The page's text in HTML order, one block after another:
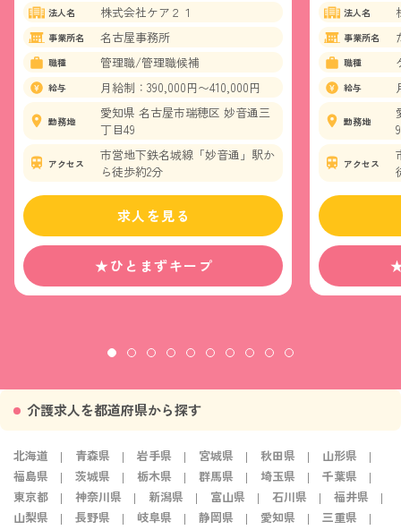
法人名 株式会社ケア２１
事業所名 名古屋事務所
職種 管理職/管理職候補
給与 月給制：390,000円〜410,000円
勤務地
愛知県 名古屋市瑞穂区 妙音通三
丁目49
アクセス
市営地下鉄名城線「妙音通」駅か
ら徒歩約2分
★ひとまずキープ
求人を見る
法人名
事業所名
職種
給与
勤務地
アクセス
介護求人を都道府県から探す
北海道 青森県 岩手県 宮城県 秋田県
山形県
福島県
茨城県 栃木県 群馬県 埼玉県
千葉県
東京都
神奈川県 新潟県 富山県 石川県
福井県
山梨県
長野県 岐阜県 静岡県 愛知県
三重県